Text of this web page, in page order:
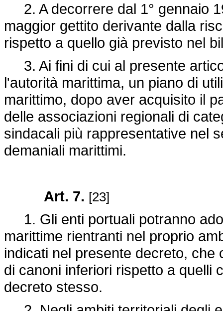
2. A decorrere dal 1° gennaio
maggior gettito derivante dalla
rispetto a quello già previsto nel
3. Ai fini di cui al presente
l'autorità marittima, un piano di
marittimo, dopo aver acquisito il
delle associazioni regionali di
sindacali più rappresentative nel
demaniali marittimi.
Art. 7. [23]
1. Gli enti portuali potranno
marittime rientranti nel proprio
indicati nel presente decreto,
di canoni inferiori rispetto a quelli
decreto stesso.